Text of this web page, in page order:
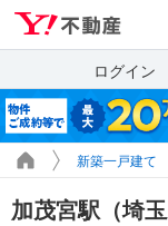
ログイン
新築一戸建て
加茂宮駅（埼